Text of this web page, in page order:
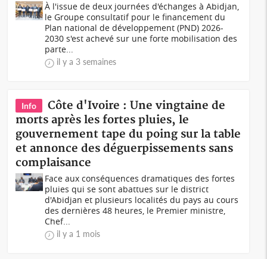
À l'issue de deux journées d'échanges à Abidjan,
le Groupe consultatif pour le financement du
Plan national de développement (PND) 2026-
2030 s'est achevé sur une forte mobilisation des
parte...
il y a 3 semaines
Info
Côte d'Ivoire : Une vingtaine de
morts après les fortes pluies, le
gouvernement tape du poing sur la table
et annonce des déguerpissements sans
complaisance
Face aux conséquences dramatiques des fortes
pluies qui se sont abattues sur le district
d'Abidjan et plusieurs localités du pays au cours
des dernières 48 heures, le Premier ministre,
Chef...
il y a 1 mois